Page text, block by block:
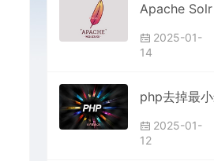
2025-01-
14
2025-01-
12